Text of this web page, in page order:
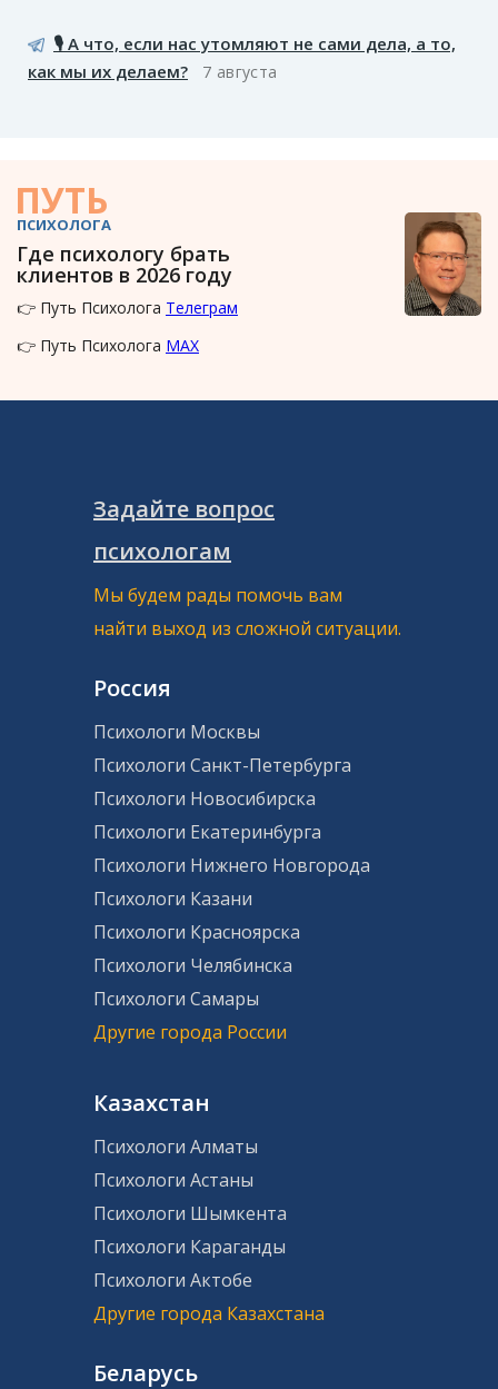
🎙️ А что, если нас утомляют не сами дела, а то,
как мы их делаем?
7 августа
ПУТЬ
ПСИХОЛОГА
Где психологу брать
клиентов в 2026 году
👉 Путь Психолога Телеграм
👉 Путь Психолога MAX
Задайте вопрос
психологам
Мы будем рады помочь вам
найти выход из сложной ситуации.
Россия
Психологи Москвы
Психологи Санкт-Петербурга
Психологи Новосибирска
Психологи Екатеринбурга
Психологи Нижнего Новгорода
Психологи Казани
Психологи Красноярска
Психологи Челябинска
Психологи Самары
Другие города России
Казахстан
Психологи Алматы
Психологи Астаны
Психологи Шымкента
Психологи Караганды
Психологи Актобе
Другие города Казахстана
Беларусь